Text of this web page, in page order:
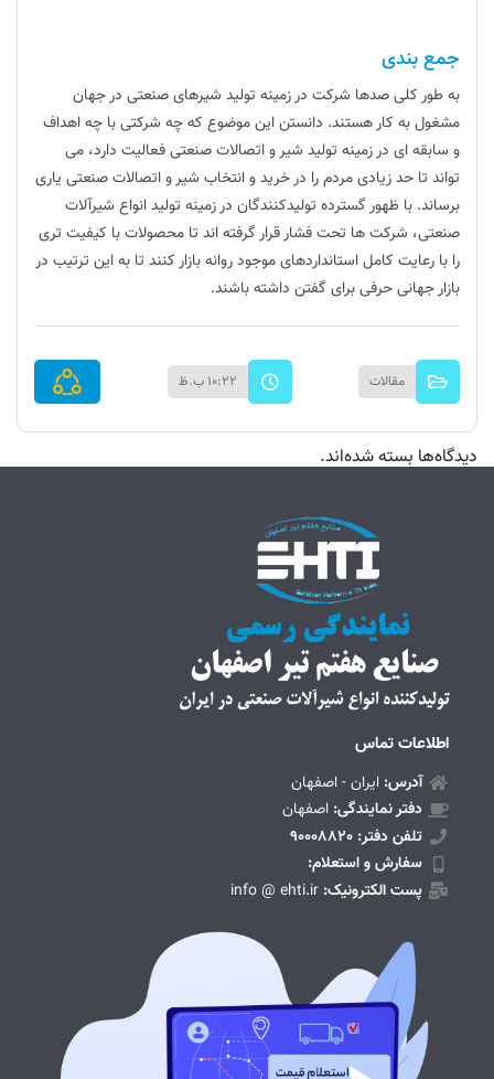
جمع بندی
به طور کلی صدها شرکت در زمینه تولید شیرهای صنعتی در جهان
مشغول به کار هستند‌. دانستن این موضوع که چه شرکتی با چه اهداف
و سابقه ای در زمینه تولید شیر و اتصالات صنعتی فعالیت دارد، می
تواند تا حد زیادی مردم را در خرید و انتخاب شیر و اتصالات صنعتی یاری
برساند. با ظهور گسترده تولیدکنندگان در زمینه تولید انواع شیرآلات
صنعتی، شرکت ها تحت فشار قرار گرفته اند تا محصولات با کیفیت تری
را با رعایت کامل استانداردهای موجود روانه بازار کنند تا به این ترتیب در
بازار جهانی حرفی برای گفتن داشته باشند.
مقالات 10:22 ب.ظ
دیدگاه‌ها بسته شده‌اند.
اطلاعات تماس
آدرس:ایران - اصفهان
دفتر نمایندگی: اصفهان
تلفن دفتر: 90008820
سفارش و استعلام:
پست الکترونیک: info @ ehti.ir